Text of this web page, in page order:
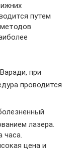
путем
при
проводится
лазера.
часа.
цена и